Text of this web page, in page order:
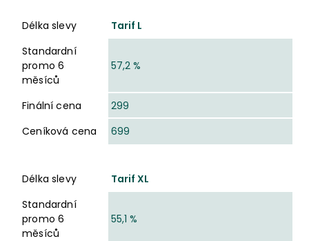
Délka slevy
Tarif L
Standardní
promo 6
měsíců
57,2 %
Finální cena
299
Ceníková cena
699
Délka slevy
Tarif XL
Standardní
promo 6
měsíců
55,1 %